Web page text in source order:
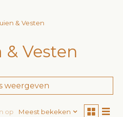
& Vesten
& Vesten
weergeven
op Meest bekeken